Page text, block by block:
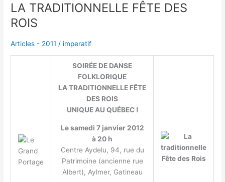
LA TRADITIONNELLE FÊTE DES
ROIS
Articles - 2011 / imperatif
SOIRÉE DE DANSE
FOLKLORIQUE
LA TRADITIONNELLE FÊTE
DES ROIS
UNIQUE AU QUÉBEC !
Le samedi 7 janvier 2012
à 20 h
Centre Aydelu, 94, rue du
Patrimoine (ancienne rue
Albert), Aylmer, Gatineau